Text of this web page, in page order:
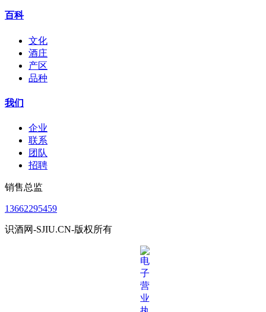
百科
文化
酒庄
产区
品种
我们
企业
联系
团队
招聘
销售总监
13662295459
识酒网-SJIU.CN-版权所有